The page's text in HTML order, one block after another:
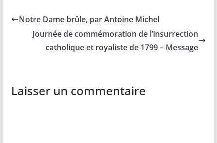
Notre Dame brûle, par Antoine Michel
Journée de commémoration de l’insurrection
catholique et royaliste de 1799 – Message
Laisser un commentaire